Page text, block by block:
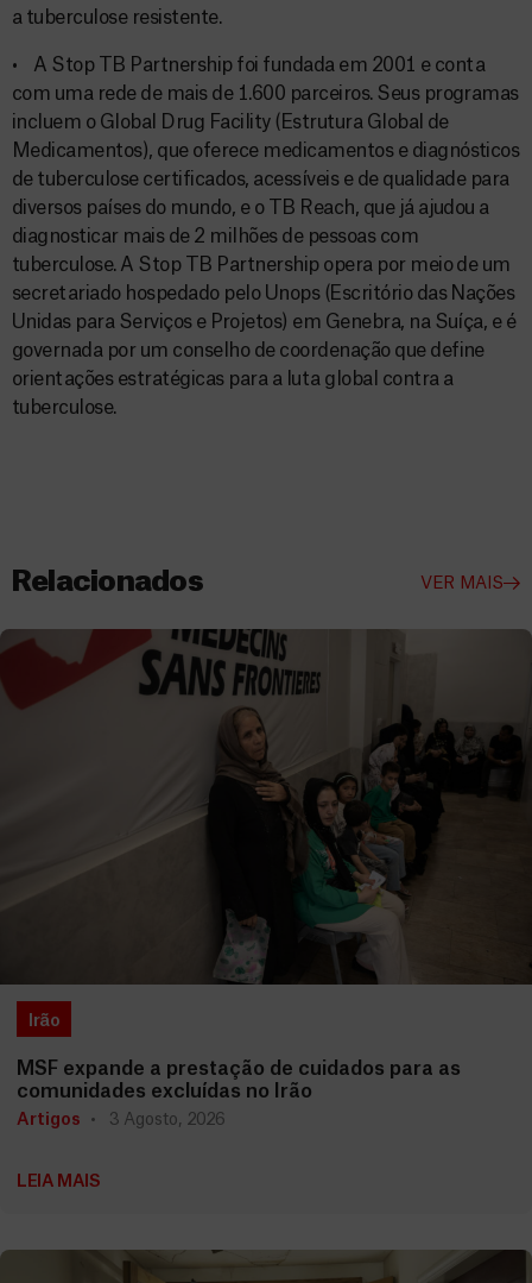
a tuberculose resistente.
• A Stop TB Partnership foi fundada em 2001 e conta
com uma rede de mais de 1.600 parceiros. Seus programas
incluem o Global Drug Facility (Estrutura Global de
Medicamentos), que oferece medicamentos e diagnósticos
de tuberculose certificados, acessíveis e de qualidade para
diversos países do mundo, e o TB Reach, que já ajudou a
diagnosticar mais de 2 milhões de pessoas com
tuberculose. A Stop TB Partnership opera por meio de um
secretariado hospedado pelo Unops (Escritório das Nações
Unidas para Serviços e Projetos) em Genebra, na Suíça, e é
governada por um conselho de coordenação que define
orientações estratégicas para a luta global contra a
tuberculose.
Relacionados VER MAIS
Irão
MSF expande a prestação de cuidados para as
comunidades excluídas no Irão
Artigos 3 Agosto, 2026
LEIA MAIS